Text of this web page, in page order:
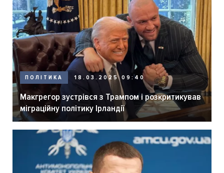
ПОЛІТИКА 18.03.2025 09:40
Макгрегор зустрівся з Трампом і розкритикував
міграційну політику Ірландії